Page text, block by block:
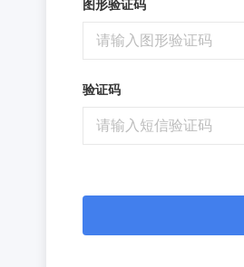
图形验证码
验证码